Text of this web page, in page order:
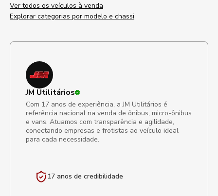
Ver todos os veículos à venda
Explorar categorias por modelo e chassi
JM Utilitários
Com 17 anos de experiência, a JM Utilitários é
referência nacional na venda de ônibus, micro-ônibus
e vans. Atuamos com transparência e agilidade,
conectando empresas e frotistas ao veículo ideal
para cada necessidade.
17 anos de credibilidade